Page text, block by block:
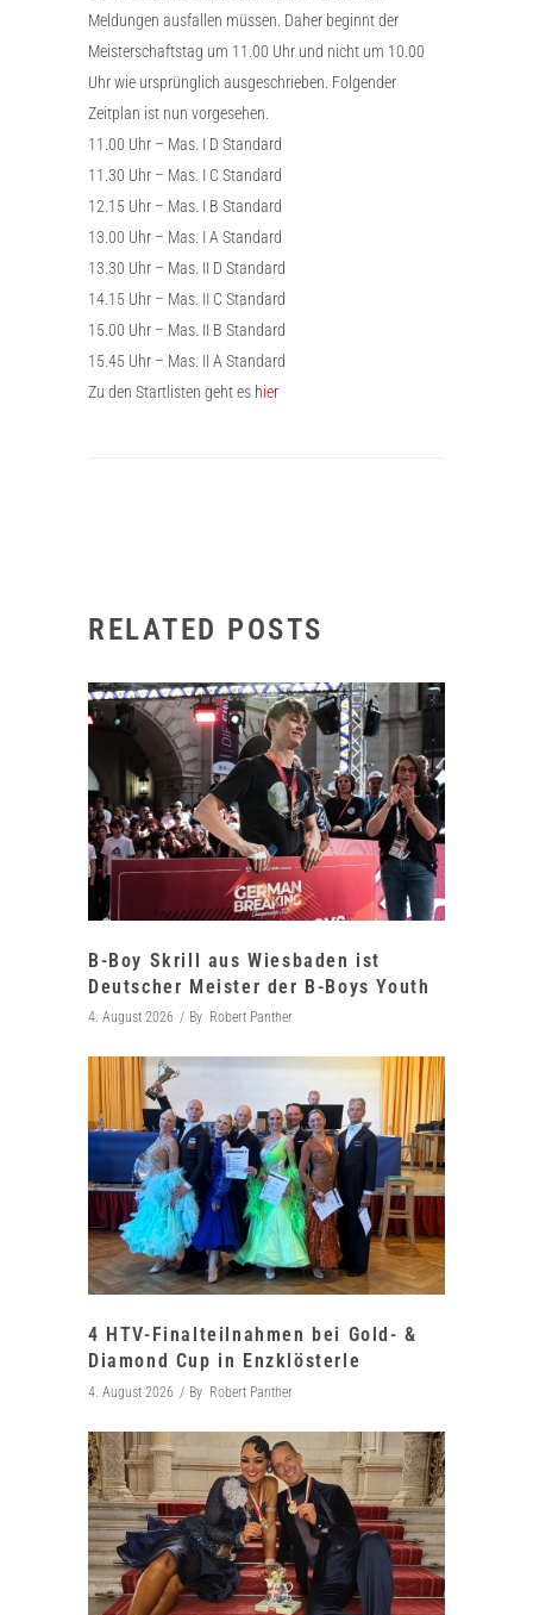
Meldungen ausfallen müssen. Daher beginnt der
Meisterschaftstag um 11.00 Uhr und nicht um 10.00
Uhr wie ursprünglich ausgeschrieben. Folgender
Zeitplan ist nun vorgesehen.
11.00 Uhr – Mas. I D Standard
11.30 Uhr – Mas. I C Standard
12.15 Uhr – Mas. I B Standard
13.00 Uhr – Mas. I A Standard
13.30 Uhr – Mas. II D Standard
14.15 Uhr – Mas. II C Standard
15.00 Uhr – Mas. II B Standard
15.45 Uhr – Mas. II A Standard
Zu den Startlisten geht es hier
RELATED POSTS
B-Boy Skrill aus Wiesbaden ist
Deutscher Meister der B-Boys Youth
4. August 2026 By Robert Panther
4 HTV-Finalteilnahmen bei Gold- &
Diamond Cup in Enzklösterle
4. August 2026 By Robert Panther